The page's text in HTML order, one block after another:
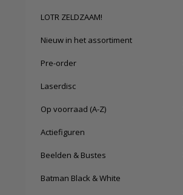
LOTR ZELDZAAM!
Nieuw in het assortiment
Pre-order
Laserdisc
Op voorraad (A-Z)
Actiefiguren
Beelden & Bustes
Batman Black & White